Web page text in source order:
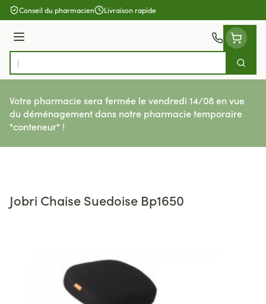
Aller au contenu
Conseil du pharmacien Livraison rapide
Menu
Rechercher
Votre pharmacie sera fermée le vendredi 14/08 en vue
du déménagement dans notre pharmacie temporaire
"conteneur" !
Jobri Chaise Suedoise Bp1650